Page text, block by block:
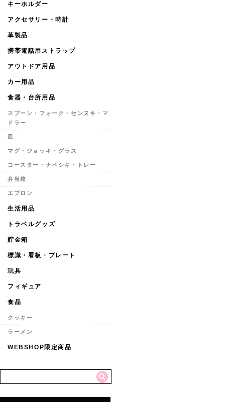
キーホルダー
アクセサリー・時計
革製品
携帯電話用ストラップ
アウトドア用品
カー用品
食器・台所用品
スプーン・フォーク・センヌキ・マ
ドラー
マグ・ジョッキ・グラス
コースター・ナベシキ・トレー
弁当箱
エプロン
生活用品
トラベルグッズ
貯金箱
標識・看板・プレート
玩具
フィギュア
食品
クッキー
ラーメン
WEBSHOP限定商品